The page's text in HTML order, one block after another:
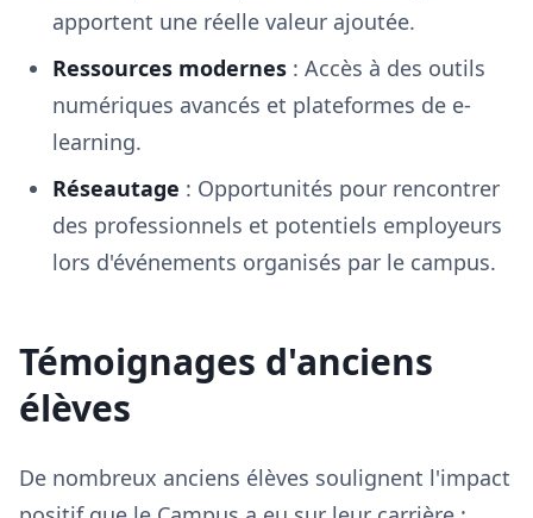
apportent une réelle valeur ajoutée.
Ressources modernes : Accès à des outils
numériques avancés et plateformes de e-
learning.
Réseautage : Opportunités pour rencontrer
des professionnels et potentiels employeurs
lors d'événements organisés par le campus.
Témoignages d'anciens
élèves
De nombreux anciens élèves soulignent l'impact